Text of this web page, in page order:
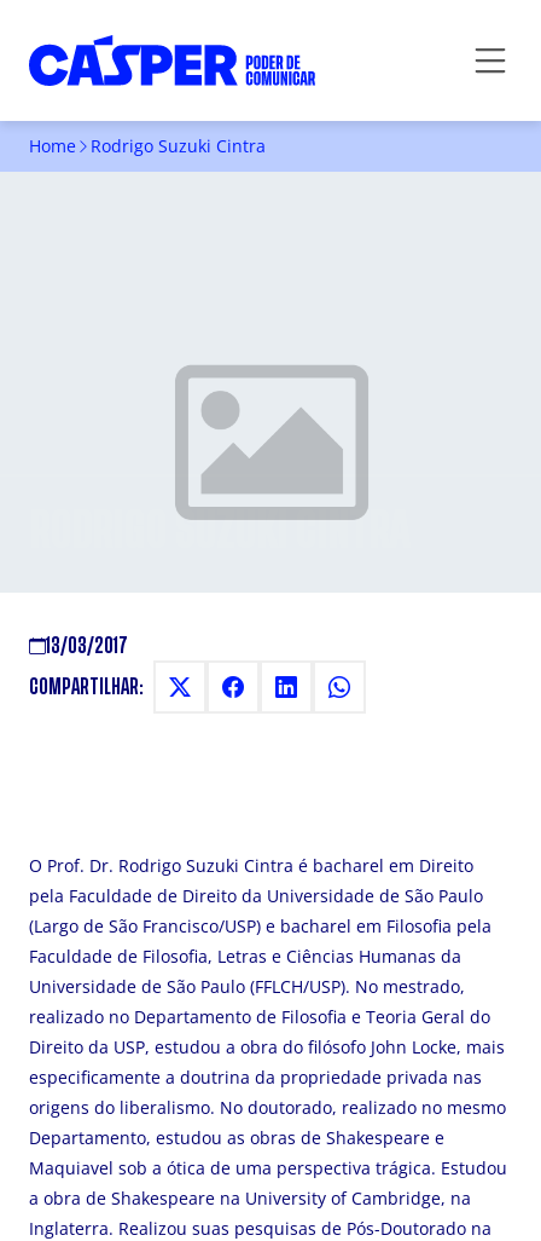
Home Rodrigo Suzuki Cintra
RODRIGO SUZUKI CINTRA
13/03/2017
COMPARTILHAR:
O Prof. Dr. Rodrigo Suzuki Cintra é bacharel em Direito
pela Faculdade de Direito da Universidade de São Paulo
(Largo de São Francisco/USP) e bacharel em Filosofia pela
Faculdade de Filosofia, Letras e Ciências Humanas da
Universidade de São Paulo (FFLCH/USP). No mestrado,
realizado no Departamento de Filosofia e Teoria Geral do
Direito da USP, estudou a obra do filósofo John Locke, mais
especificamente a doutrina da propriedade privada nas
origens do liberalismo. No doutorado, realizado no mesmo
Departamento, estudou as obras de Shakespeare e
Maquiavel sob a ótica de uma perspectiva trágica. Estudou
a obra de Shakespeare na University of Cambridge, na
Inglaterra. Realizou suas pesquisas de Pós-Doutorado na